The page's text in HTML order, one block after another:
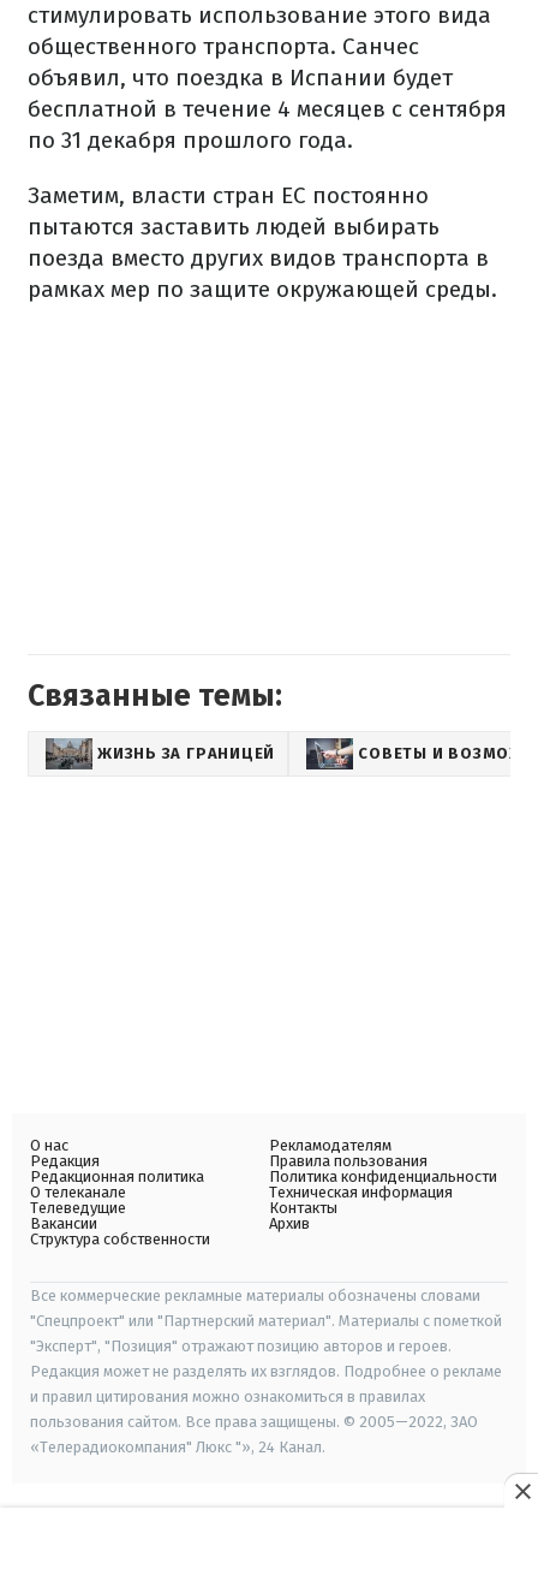
стимулировать использование этого вида
общественного транспорта. Санчес
объявил, что поездка в Испании будет
бесплатной в течение 4 месяцев с сентября
по 31 декабря прошлого года.
Заметим, власти стран ЕС постоянно
пытаются заставить людей выбирать
поезда вместо других видов транспорта в
рамках мер по защите окружающей среды.
Связанные темы:
ЖИЗНЬ ЗА ГРАНИЦЕЙ СОВЕТЫ И
О нас
Редакция
Редакционная политика
О телеканале
Телеведущие
Вакансии
Структура собственности
Рекламодателям
Правила пользования
Политика конфиденциальности
Техническая информация
Контакты
Архив
Все коммерческие рекламные материалы обозначены словами
"Спецпроект" или "Партнерский материал". Материалы с пометкой
"Эксперт", "Позиция" отражают позицию авторов и героев.
Редакция может не разделять их взглядов. Подробнее о рекламе
и правил цитирования можно ознакомиться в правилах
пользования сайтом. Все права защищены. © 2005—2022, ЗАО
«Телерадиокомпания" Люкс "», 24 Канал.